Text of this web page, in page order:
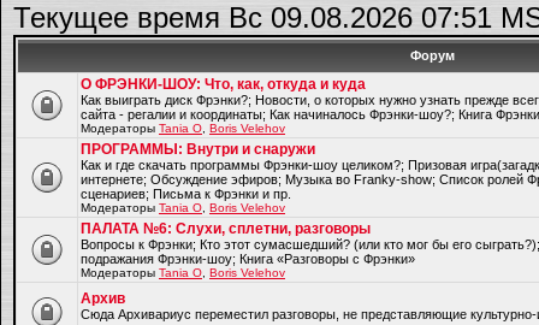
Текущее время Вс 09.08.2026 07:51
Форум
О ФРЭНКИ-ШОУ: Что, как, откуда и куда
Как выиграть диск Фрэнки?; Новости, о которых нужно узнать прежде
сайта - регалии и координаты; Как начиналось Фрэнки-шоу?; Книга
Модераторы Tania O Boris Velehov
ПРОГРАММЫ: Внутри и снаружи
Как и где скачать программы Фрэнки-шоу целиком?; Призовая
интернете; Обсуждение эфиров; Музыка во Franky-show; Список ролей
сценариев; Письма к Фрэнки и пр.
Модераторы Tania O Boris Velehov
ПАЛАТА №6: Слухи, сплетни, разговоры
Вопросы к Фрэнки; Кто этот сумасшедший? (или кто мог бы его
подражания Фрэнки-шоу; Книга «Разговоры с Фрэнки»
Модераторы Tania O Boris Velehov
Архив
Cюда Архивариус переместил разговоры, не представляющие культурно-